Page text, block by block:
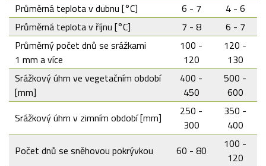
Průměrná teplota v dubnu [°C]
6 - 7
4 - 6
Průměrná teplota v říjnu [°C]
7 - 8
6 - 7
Průměrný počet dnů se srážkami
1 mm a více
100 -
120
120 -
130
Srážkový úhrn ve vegetačním období
[mm]
400 -
450
500 -
600
Srážkový úhrn v zimním období [mm]
250 -
300
350 -
400
Počet dnů se sněhovou pokrývkou
60 - 80
100 -
120